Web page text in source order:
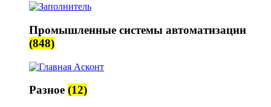
Промышленные системы автоматизации
(848)
Разное (12)